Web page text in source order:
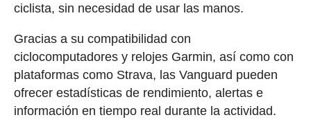
ciclista, sin necesidad de usar las manos.
Gracias a su compatibilidad con
ciclocomputadores y relojes Garmin, así como con
plataformas como Strava, las Vanguard pueden
ofrecer estadísticas de rendimiento, alertas e
información en tiempo real durante la actividad.